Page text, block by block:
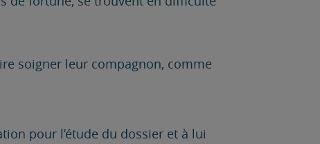
soigner leur compagnon, comme
pour l’étude du dossier et à lui